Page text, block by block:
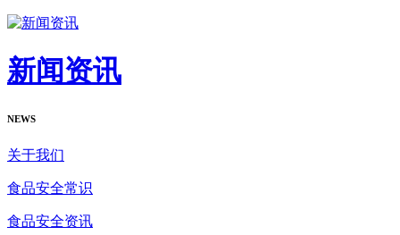
新闻资讯
NEWS
关于我们
食品安全常识
食品安全资讯